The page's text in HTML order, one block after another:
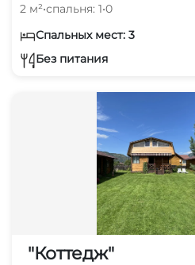
2 м²•спальня: 1•0
Спальных мест: 3
Без питания
"Коттедж"